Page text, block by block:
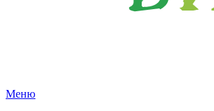
Меню